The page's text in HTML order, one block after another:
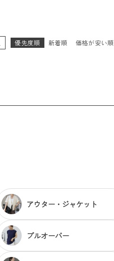
優先度順 新着順 価格が安い順
アウター・ ジャケット
プルオーバー